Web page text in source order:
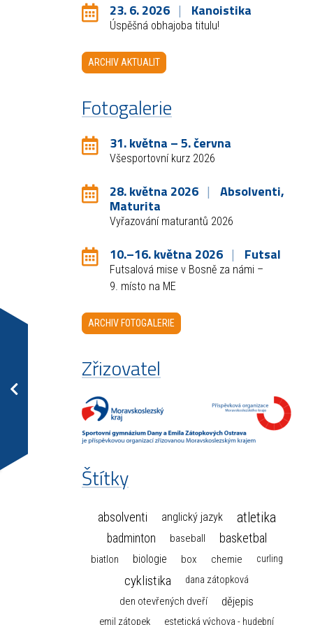
23. 6. 2026 Kanoistika
Úspěšná obhajoba titulu!
ARCHIV AKTUALIT
Fotogalerie
31. května – 5. června
Všesportovní kurz 2026
28. května 2026 Absolventi,
Maturita
Vyřazování maturantů 2026
10.–16. května 2026 Futsal
Futsalová mise v Bosně za námi –
9. místo na ME
ARCHIV FOTOGALERIE
Zřizovatel
Štítky
absolventi anglický jazyk atletika
badminton baseball basketbal
biatlon biologie box chemie curling
cyklistika dana zátopková
den otevřených dveří dějepis
emil zátopek estetická výchova - hudební